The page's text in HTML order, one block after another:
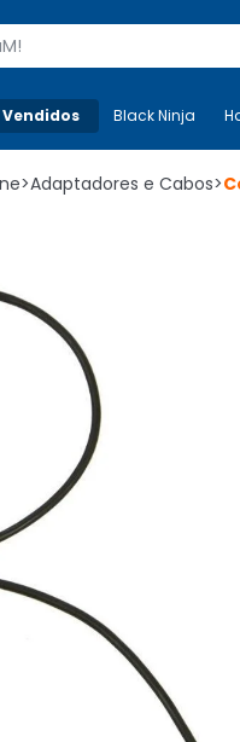
Mais-v-
Black Ninja
>Adaptadores e Cabos>